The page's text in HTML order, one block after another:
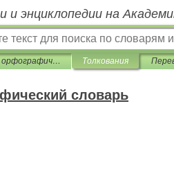
и энциклопедии на
Русский орфографический словарь Толкования
словарь